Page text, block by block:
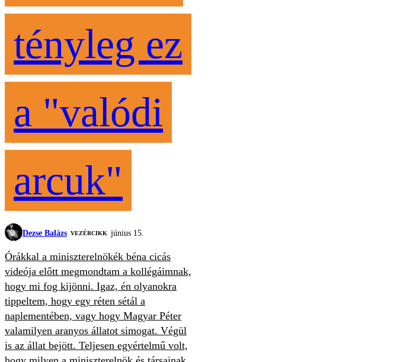
tényleg ez
a "valódi
arcuk"
Dezse Balázs VEZÉRCIKK június 15.
Órákkal a miniszterelnökék béna cicás
videója előtt megmondtam a kollégáimnak,
hogy mi fog kijönni. Igaz, én olyanokra
tippeltem, hogy egy réten sétál a
naplementében, vagy hogy Magyar Péter
valamilyen aranyos állatot simogat. Végül
is az állat bejött. Teljesen egyértelmű volt,